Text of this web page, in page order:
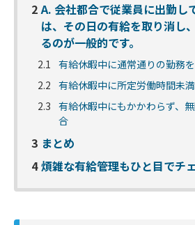
2 A. 会社都合で従業員に出勤し
は、その日の有給を取り消し
るのが一般的です。
2.1 有給休暇中に通常通りの勤務
2.2 有給休暇中に所定労働時間未
2.3 有給休暇中にもかかわらず、
合
3 まとめ
4 煩雑な有給管理もひと目でチ